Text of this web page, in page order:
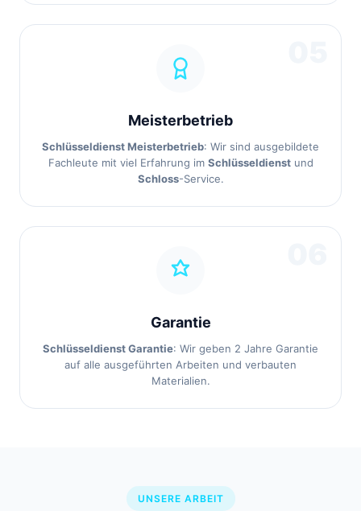
Meisterbetrieb
Schlüsseldienst Meisterbetrieb: Wir sind ausgebildete
Fachleute mit viel Erfahrung im Schlüsseldienstund
Schloss-Service.
Garantie
Schlüsseldienst Garantie: Wir geben 2 Jahre Garantie
auf alle ausgeführten Arbeiten und verbauten
Materialien.
UNSERE ARBEIT